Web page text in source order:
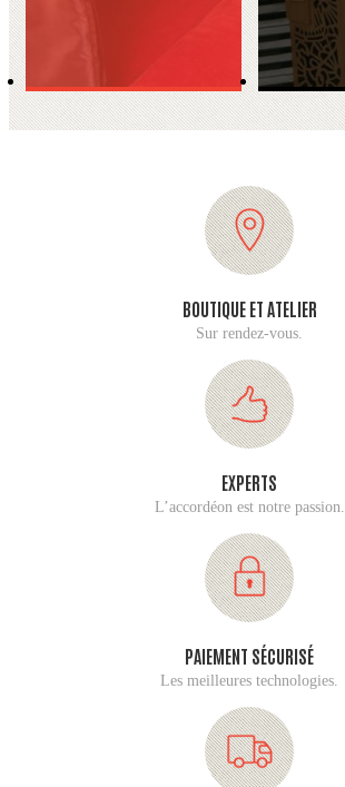
BOUTIQUE ET ATELIER
Sur rendez-vous.
EXPERTS
L’accordéon est notre passion.
PAIEMENT SÉCURISÉ
Les meilleures technologies.